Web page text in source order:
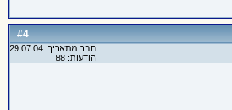
#
4
חבר מתאריך: 29.07.04
הודעות: 88